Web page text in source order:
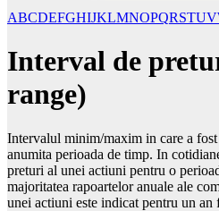
ABCDEFGHIJKLMNOPQRSTUV
Interval de
range)
Intervalul minim/maxim in care a
anumita perioada de timp. In
preturi al unei actiuni pentru o
majoritatea rapoartelor anuale ale
unei actiuni este indicat pentru un an